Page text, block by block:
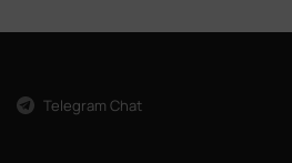
Telegram Chat